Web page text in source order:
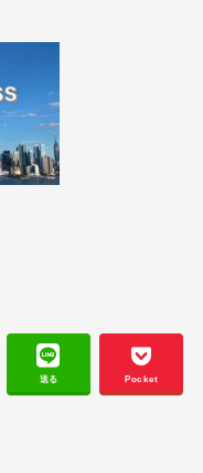
送る Pocket